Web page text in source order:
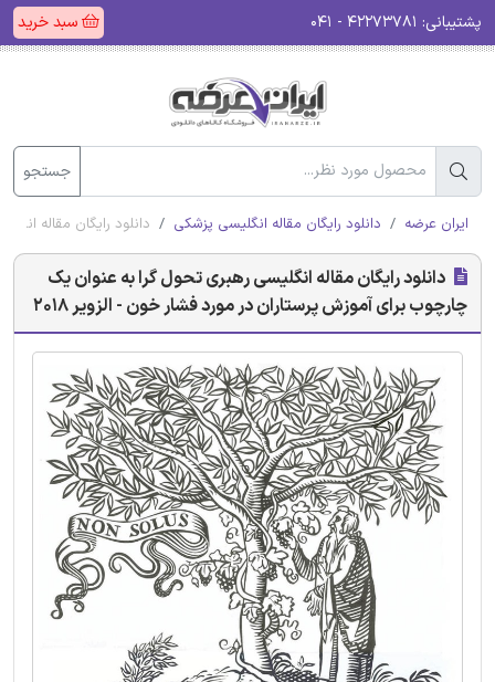
پشتیبانی: سبد خرید
جستجو
ایران عرضه دانلود رایگان مقاله انگلیسی پزشکی دانلود رایگان مقاله
دانلود رایگان مقاله انگلیسی رهبری تحول گرا به عنوان یک
چارچوب برای آموزش پرستاران در مورد فشار خون - الزویر 2018